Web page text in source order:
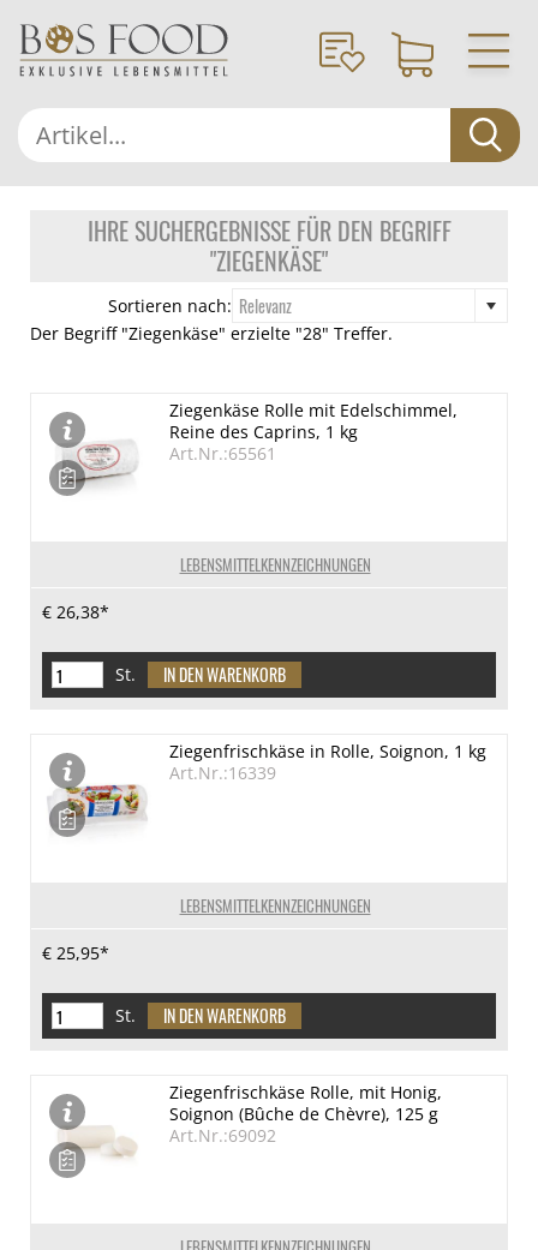
IHRE SUCHERGEBNISSE FÜR DEN BEGRIFF
"ZIEGENKÄSE"
Sortieren nach: Relevanz
Der Begriff "Ziegenkäse" erzielte "28" Treffer.
LEBENSMITTELKENNZEICHNUNGEN
Ziegenkäse Rolle mit Edelschimmel,
Reine des Caprins, 1 kg
Art.Nr.:65561
€ 26,38*
St.
LEBENSMITTELKENNZEICHNUNGEN
Ziegenfrischkäse in Rolle, Soignon, 1 kg
Art.Nr.:16339
€ 25,95*
St.
Ziegenfrischkäse Rolle, mit Honig,
Soignon (Bûche de Chèvre), 125 g
Art.Nr.:69092